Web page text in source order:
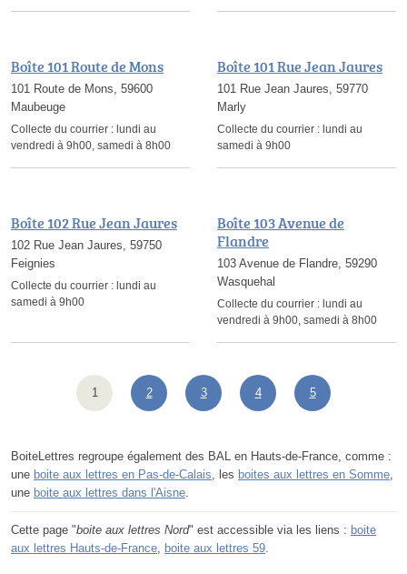
Boîte 101 Route de Mons
101 Route de Mons, 59600
Maubeuge
Collecte du courrier : lundi au
vendredi à 9h00, samedi à 8h00
Boîte 101 Rue Jean Jaures
101 Rue Jean Jaures, 59770
Marly
Collecte du courrier : lundi au
samedi à 9h00
Boîte 102 Rue Jean Jaures
102 Rue Jean Jaures, 59750
Feignies
Collecte du courrier : lundi au
samedi à 9h00
Boîte 103 Avenue de
Flandre
103 Avenue de Flandre, 59290
Wasquehal
Collecte du courrier : lundi au
vendredi à 9h00, samedi à 8h00
1 2 3 4 5
BoiteLettres regroupe également des BAL en Hauts-de-France, comme :
une boite aux lettres en Pas-de-Calais, les boites aux lettres en Somme,
une boite aux lettres dans l'Aisne.
Cette page "boite aux lettres Nord" est accessible via les liens : boite
aux lettres Hauts-de-France, boite aux lettres 59.